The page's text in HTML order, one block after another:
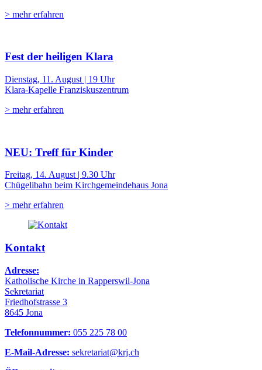
> mehr erfahren
Fest der heiligen Klara
Dienstag, 11. August | 19 Uhr
Klara-Kapelle Franziskuszentrum
> mehr erfahren
NEU: Treff für Kinder
Freitag, 14. August | 9.30 Uhr
Chügelibahn beim Kirchgemeindehaus Jona
> mehr erfahren
Kontakt
Adresse:
Katholische Kirche in Rapperswil-Jona
Sekretariat
Friedhofstrasse 3
8645 Jona
Telefonnummer: 055 225 78 00
E-Mail-Adresse: sekretariat@krj.ch